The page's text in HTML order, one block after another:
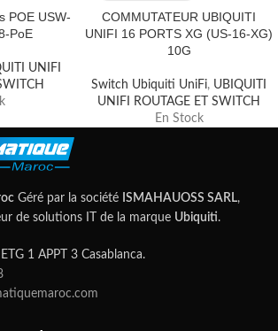
POE USW-
PoE
UNIFI
COMMUTATEUR UBIQUITI
UNIFI 16 PORTS XG (US-16-XG)
10G
Switch Ubiquiti UniFi, UBIQUITI
UNIFI ROUTAGE ET SWITCH
En Stock
Géré par la société ISMAHAUOSS SARL,
de solutions IT de la marque Ubiquiti.
1 APPT 3 Casablanca.